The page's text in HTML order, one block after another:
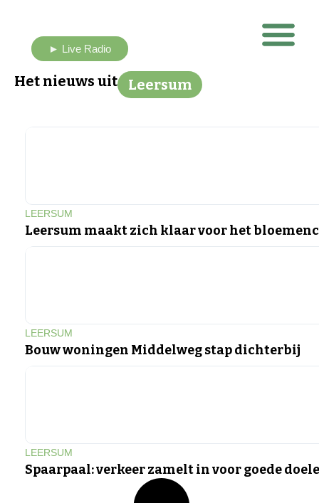
► Live Radio
Het nieuws uit Leersum
LEERSUM
Leersum maakt zich klaar voor het
LEERSUM
Bouw woningen Middelweg stap dichterbij
LEERSUM
Spaarpaal: verkeer zamelt in voor goede